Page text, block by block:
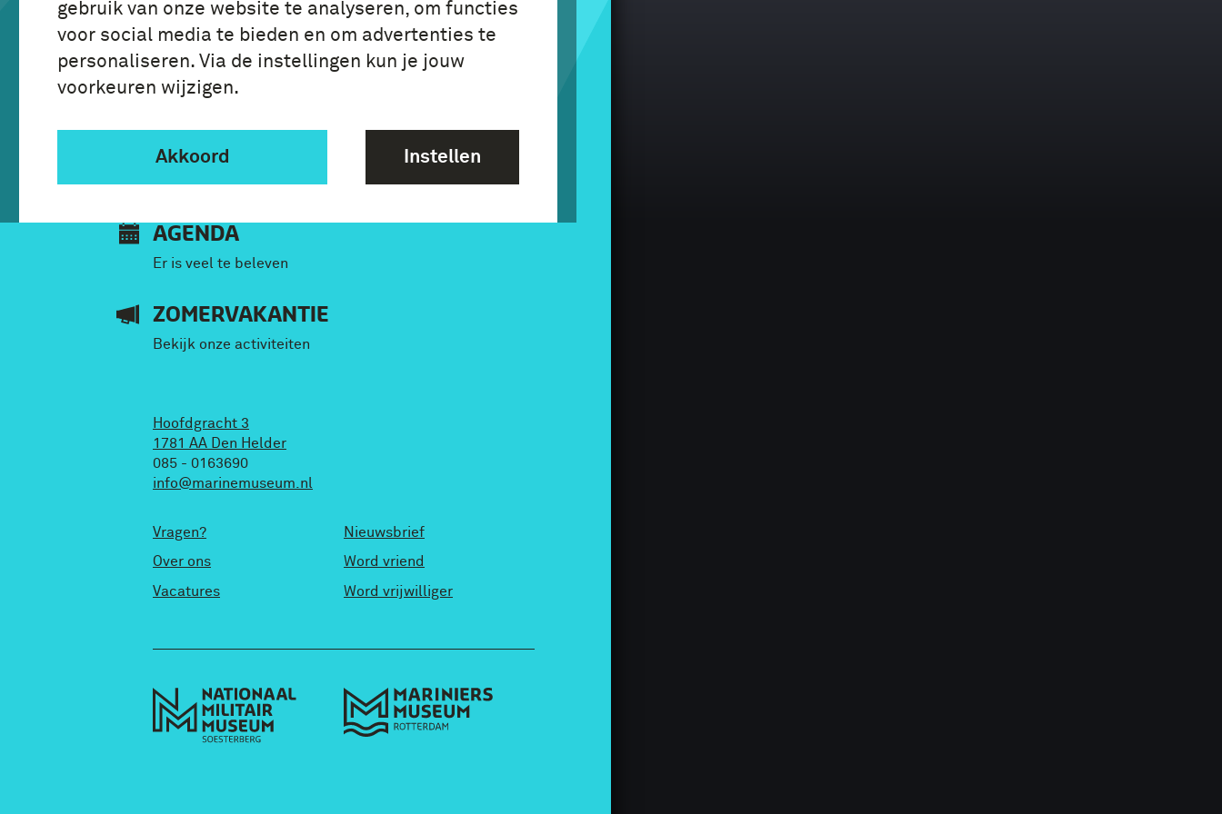
gebruik van onze website te analyseren, om functies
voor social media te bieden en om advertenties te
personaliseren. Via de instellingen kun je jouw
voorkeuren wijzigen.
Akkoord Instellen
van 10:00 tot 17:00 uur
AGENDA
Er is veel te beleven
ZOMERVAKANTIE
Bekijk onze activiteiten
Hoofdgracht 3
1781 AA Den Helder
085 - 0163690
info@marinemuseum.nl
Vragen?
Over ons
Vacatures
Nieuwsbrief
Word vriend
Word vrijwilliger